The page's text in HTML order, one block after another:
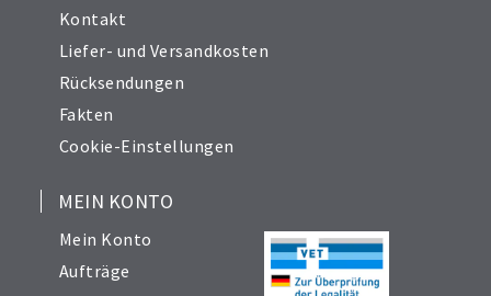
Kontakt
Liefer- und Versandkosten
Rücksendungen
Fakten
Cookie-Einstellungen
MEIN KONTO
Mein Konto
Aufträge